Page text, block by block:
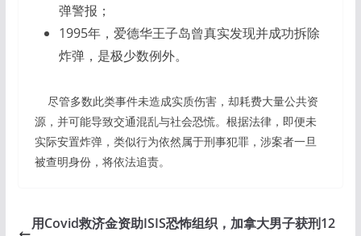
弹警报；
1995年，爱德华王子岛曾真实发现并成功拆除
炸弹，是极少数例外。
尽管多数此类事件未造成实质伤害，却耗费大量公共资
源，并可能导致交通混乱与社会恐慌。根据法律，即便未
实际安置炸弹，类似行为依然属于刑事犯罪，涉案者一旦
被查明身份，将依法追责。
用Covid救济金资助ISIS恐怖组织，加拿大男子获刑12